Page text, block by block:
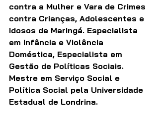
contra a Mulher e Vara de Crimes
contra Crianças, Adolescentes e
Idosos de Maringá. Especialista
em Infância e Violência
Doméstica, Especialista em
Gestão de Políticas Sociais.
Mestre em Serviço Social e
Política Social pela Universidade
Estadual de Londrina.